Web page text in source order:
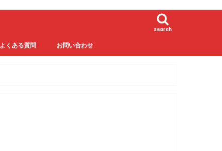
search
よくある質問 お問い合わせ